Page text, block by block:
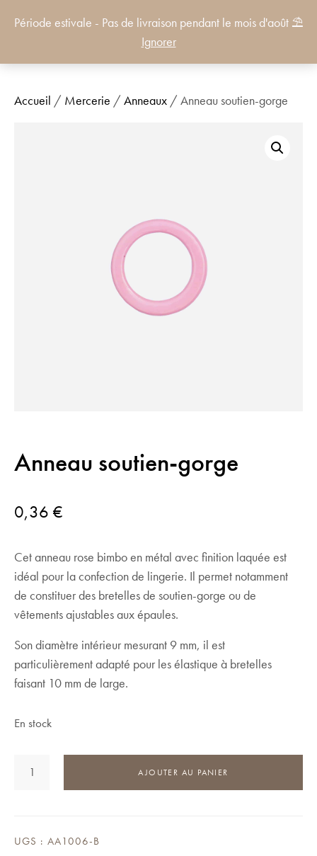
0
Accueil / Mercerie / Anneaux / Anneau soutien-gorge
Anneau soutien-gorge
0,36 €
Cet anneau rose bimbo en métal avec finition laquée est
idéal pour la confection de lingerie. Il permet notamment
de constituer des bretelles de soutien-gorge ou de
vêtements ajustables aux épaules.
Son diamètre intérieur mesurant 9 mm, il est
particulièrement adapté pour les élastique à bretelles
faisant 10 mm de large.
En stock
AJOUTER AU PANIER
UGS : AA1006-B
Période estivale - Pas de livraison pendant le mois d'août ⛱️
Ignorer